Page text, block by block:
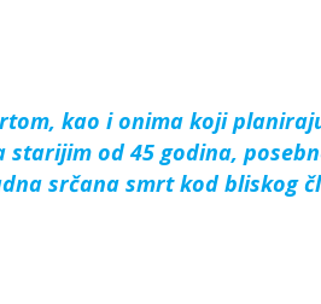
kao i onima koji
od 45 godina,
srčana smrt kod bliskog